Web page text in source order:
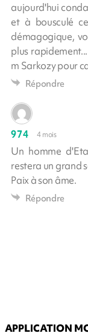
aujourd'hui
et à bousculé
démagogique,
plus
m Sarkozy pour
Répondre
974 4 mois
Un homme
restera un grand
Paix à son âme.
Répondre
APPLICATION